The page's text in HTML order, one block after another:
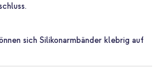
Silikon
aus Fluorelastomer, einem Material,
stark ist. Die spezielle UV-Behandlung
glatt anfühlt. Es ist also
sich Silikonarmbänder klebrig auf